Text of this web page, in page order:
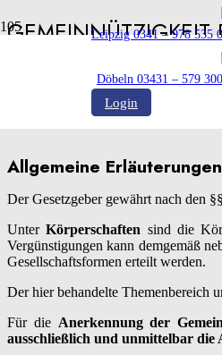
Leipzig 0341 – 978 535 0
Döbeln 03431 – 579 300
Login
GEMEINNÜTZIGKEIT
Allgemeine
Der Gesetzgeber gewährt nach den
UnterKörperschaften sind die
Vergünstigungen kann demgemäß
Gesellschaftsformen erteilt werden.
Der hier behandelte Themenbereich
Für die Anerkennung der
ausschließlich und unmittelbar die